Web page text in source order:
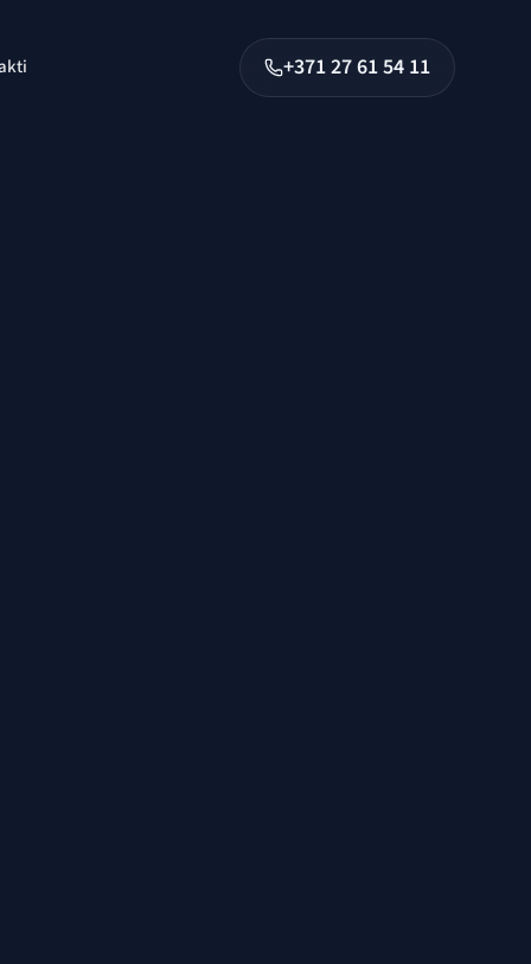
+371 27 61 54 11